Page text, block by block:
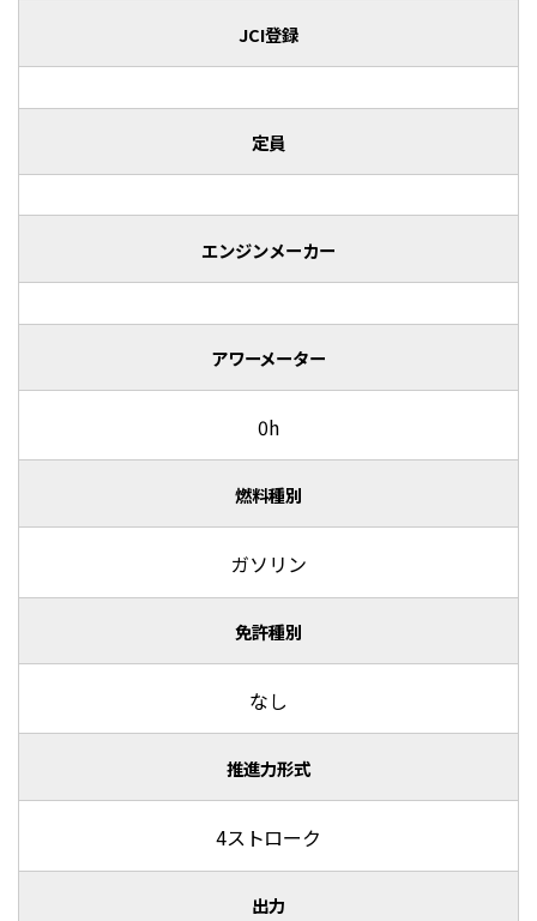
JCI登録
定員
エンジンメーカー
アワーメーター
0h
燃料種別
ガソリン
免許種別
なし
推進力形式
4ストローク
出力